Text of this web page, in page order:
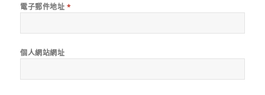
電子郵件地址 *
個人網站網址